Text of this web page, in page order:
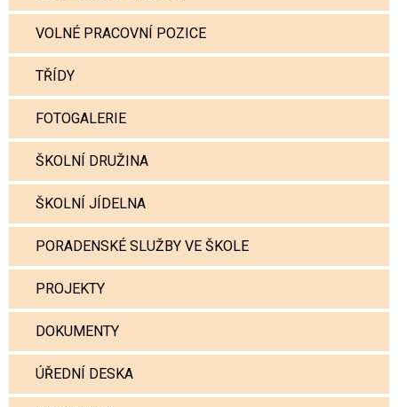
VOLNÉ PRACOVNÍ POZICE
TŘÍDY
FOTOGALERIE
ŠKOLNÍ DRUŽINA
ŠKOLNÍ JÍDELNA
PORADENSKÉ SLUŽBY VE ŠKOLE
PROJEKTY
DOKUMENTY
ÚŘEDNÍ DESKA